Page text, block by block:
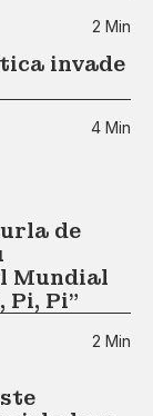
2 Min
invade
4 Min
de
Mundial
Pi, Pi"
2 Min